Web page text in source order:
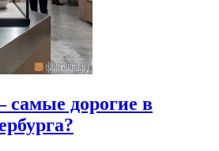
дорогие в